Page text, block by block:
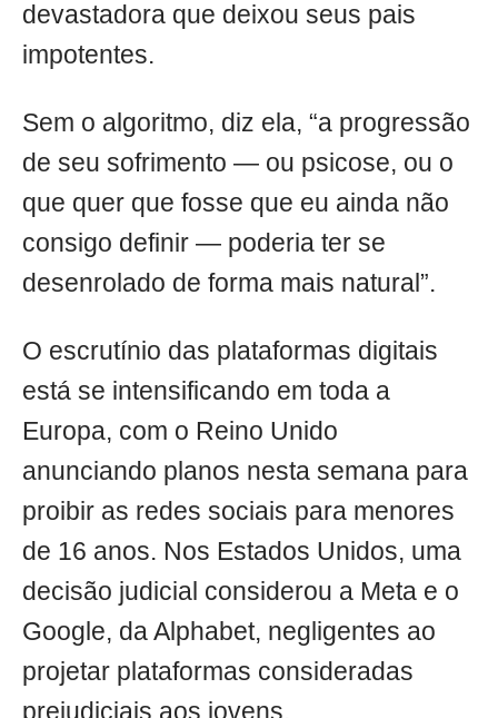
devastadora que deixou seus pais
impotentes.
Sem o algoritmo, diz ela, “a progressão
de seu sofrimento — ou psicose, ou o
que quer que fosse que eu ainda não
consigo definir — poderia ter se
desenrolado de forma mais natural”.
O escrutínio das plataformas digitais
está se intensificando em toda a
Europa, com o Reino Unido
anunciando planos nesta semana para
proibir as redes sociais para menores
de 16 anos. Nos Estados Unidos, uma
decisão judicial considerou a Meta e o
Google, da Alphabet, negligentes ao
projetar plataformas consideradas
prejudiciais aos jovens.